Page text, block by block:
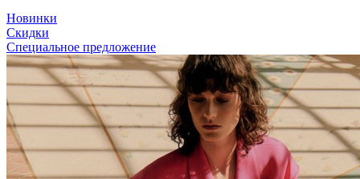
Новинки
Скидки
Специальное предложение